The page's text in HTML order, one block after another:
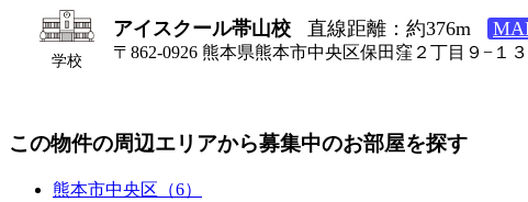
学校
アイスクール帯山校 直線距離：約376m
〒862-0926 熊本県熊本市中央区保田窪２丁目９−１
この物件の周辺エリアから募集中のお部屋を探す
熊本市中央区（6）